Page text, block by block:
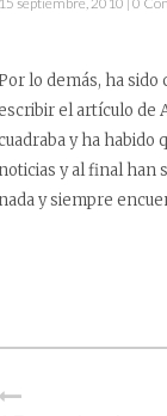
lo demás, ha sido
el artículo de
y ha habido
noticias y al final han
nada y siempre